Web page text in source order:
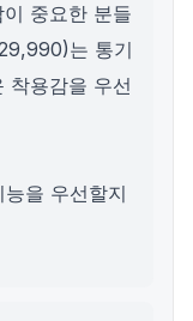
중요한 분들
는 통기
착용감을 우선
을 우선할지